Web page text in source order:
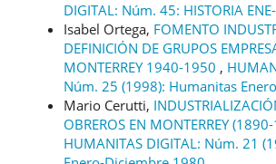
DIGITAL: Núm. 45: HISTORIA
Isabel Ortega, FOMENTO
DEFINICIÓN DE GRUPOS
MONTERREY 1940-1950 ,
Núm. 25 (1998): Humanitas
Mario Cerutti,
OBREROS EN MONTERREY
HUMANITAS DIGITAL: Núm. 21